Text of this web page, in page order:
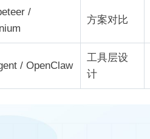
/
方案对比
/ OpenClaw
工具层设
计